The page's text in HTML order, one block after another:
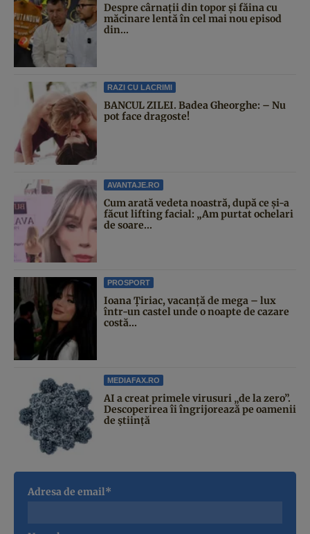
Despre cârnații din topor și făina cu
măcinare lentă în cel mai nou episod
din...
RAZI CU LACRIMI
BANCUL ZILEI. Badea Gheorghe: – Nu
pot face dragoste!
AVANTAJE.RO
Cum arată vedeta noastră, după ce și-a
făcut lifting facial: „Am purtat ochelari
de soare...
PROSPORT
Ioana Țiriac, vacanță de mega – lux
într-un castel unde o noapte de cazare
costă...
MEDIAFAX.RO
AI a creat primele virusuri „de la zero”.
Descoperirea îi îngrijorează pe oamenii
de știință
Adresa de email*